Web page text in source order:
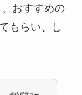
おすすめの
もらい、し